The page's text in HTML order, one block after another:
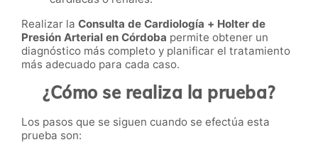
Realizar la Consulta de Cardiología + Holter de
Presión Arterial en Córdoba permite obtener un
diagnóstico más completo y planificar el tratamiento
más adecuado para cada caso.
¿Cómo se realiza la prueba?
Los pasos que se siguen cuando se efectúa esta
prueba son: